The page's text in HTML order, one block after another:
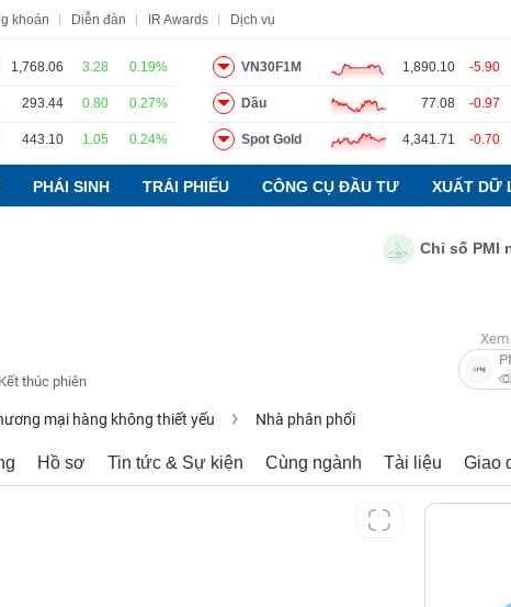
khoán Diễn đàn IR Awards Dịch vụ
1,768.06 3.28 0.19%
293.44 0.80 0.27%
443.10 1.05 0.24%
VN30F1M 1,890.10 -5.90
Dầu 77.08 -0.97
Spot Gold 4,341.71 -0.70
PHÁI SINH TRÁI PHIẾU CÔNG CỤ ĐẦU TƯ XUẤT DỮ
Chỉ số PMI
Kết thúc phiên
mại hàng không thiết yếu Nhà phân phối
Hồ sơ Tin tức & Sự kiện Cùng ngành Tài liệu Giao
Báo cáo phân tích Thuật ngữ